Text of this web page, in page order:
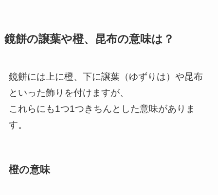
鏡餅の譲葉や橙、昆布の意味は？
鏡餅には上に橙、下に譲葉（ゆずりは）や昆布
といった飾りを付けますが、
これらにも1つ1つきちんとした意味がありま
す。
橙の意味